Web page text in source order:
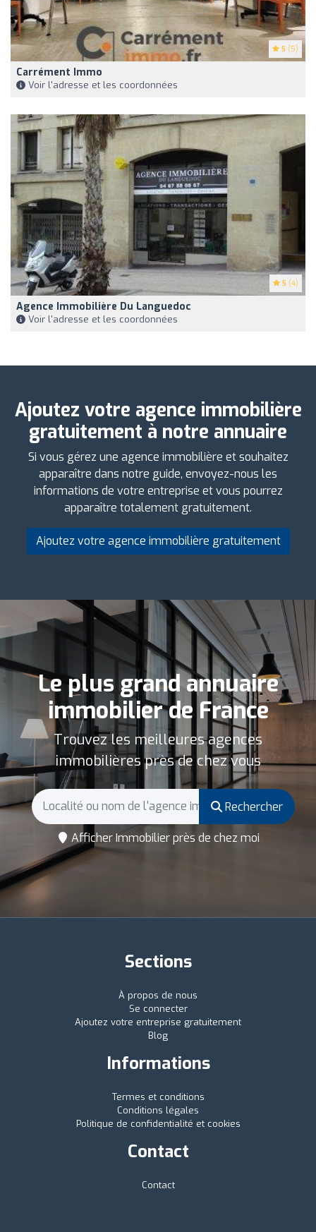
5 (5)
Carrément Immo
Voir l'adresse et les coordonnées
5 (4)
Agence Immobilière Du Languedoc
Voir l'adresse et les coordonnées
Ajoutez votre agence immobilière
gratuitement à notre annuaire
Si vous gérez une agence immobilière et souhaitez
apparaître dans notre guide, envoyez-nous les
informations de votre entreprise et vous pourrez
apparaître totalement gratuitement.
Ajoutez votre agence immobilière gratuitement
Le plus grand annuaire
immobilier de France
Trouvez les meilleures agences
immobilières près de chez vous
Rechercher
Afficher Immobilier près de chez moi
Sections
À propos de nous
Se connecter
Ajoutez votre entreprise gratuitement
Blog
Informations
Termes et conditions
Conditions légales
Politique de confidentialité et cookies
Contact
Contact